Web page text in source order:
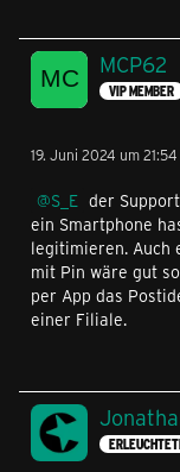
MCP62
VIP MEMBER
19. Juni 2024 um 21:54
S_E der
ein Smartphone
legitimieren. Auch
mit Pin wäre gut
per App das
einer Filiale.